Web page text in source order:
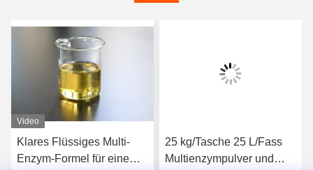
Video
Klares Flüssiges Multi-
Enzym-Formel für eine
25 kg/Tasche 25 L/Fass
Multienzympulver und